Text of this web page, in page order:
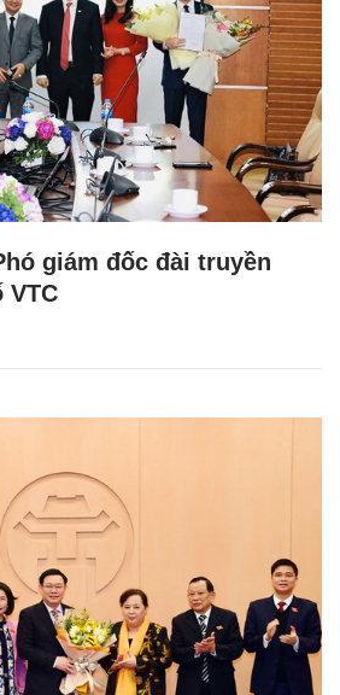
giám đốc đài truyền
VTC